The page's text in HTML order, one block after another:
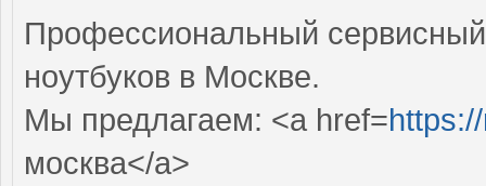
Профессиональный
ноутбуков в Москве.
Мы предлагаем: <a href=
москва</a>